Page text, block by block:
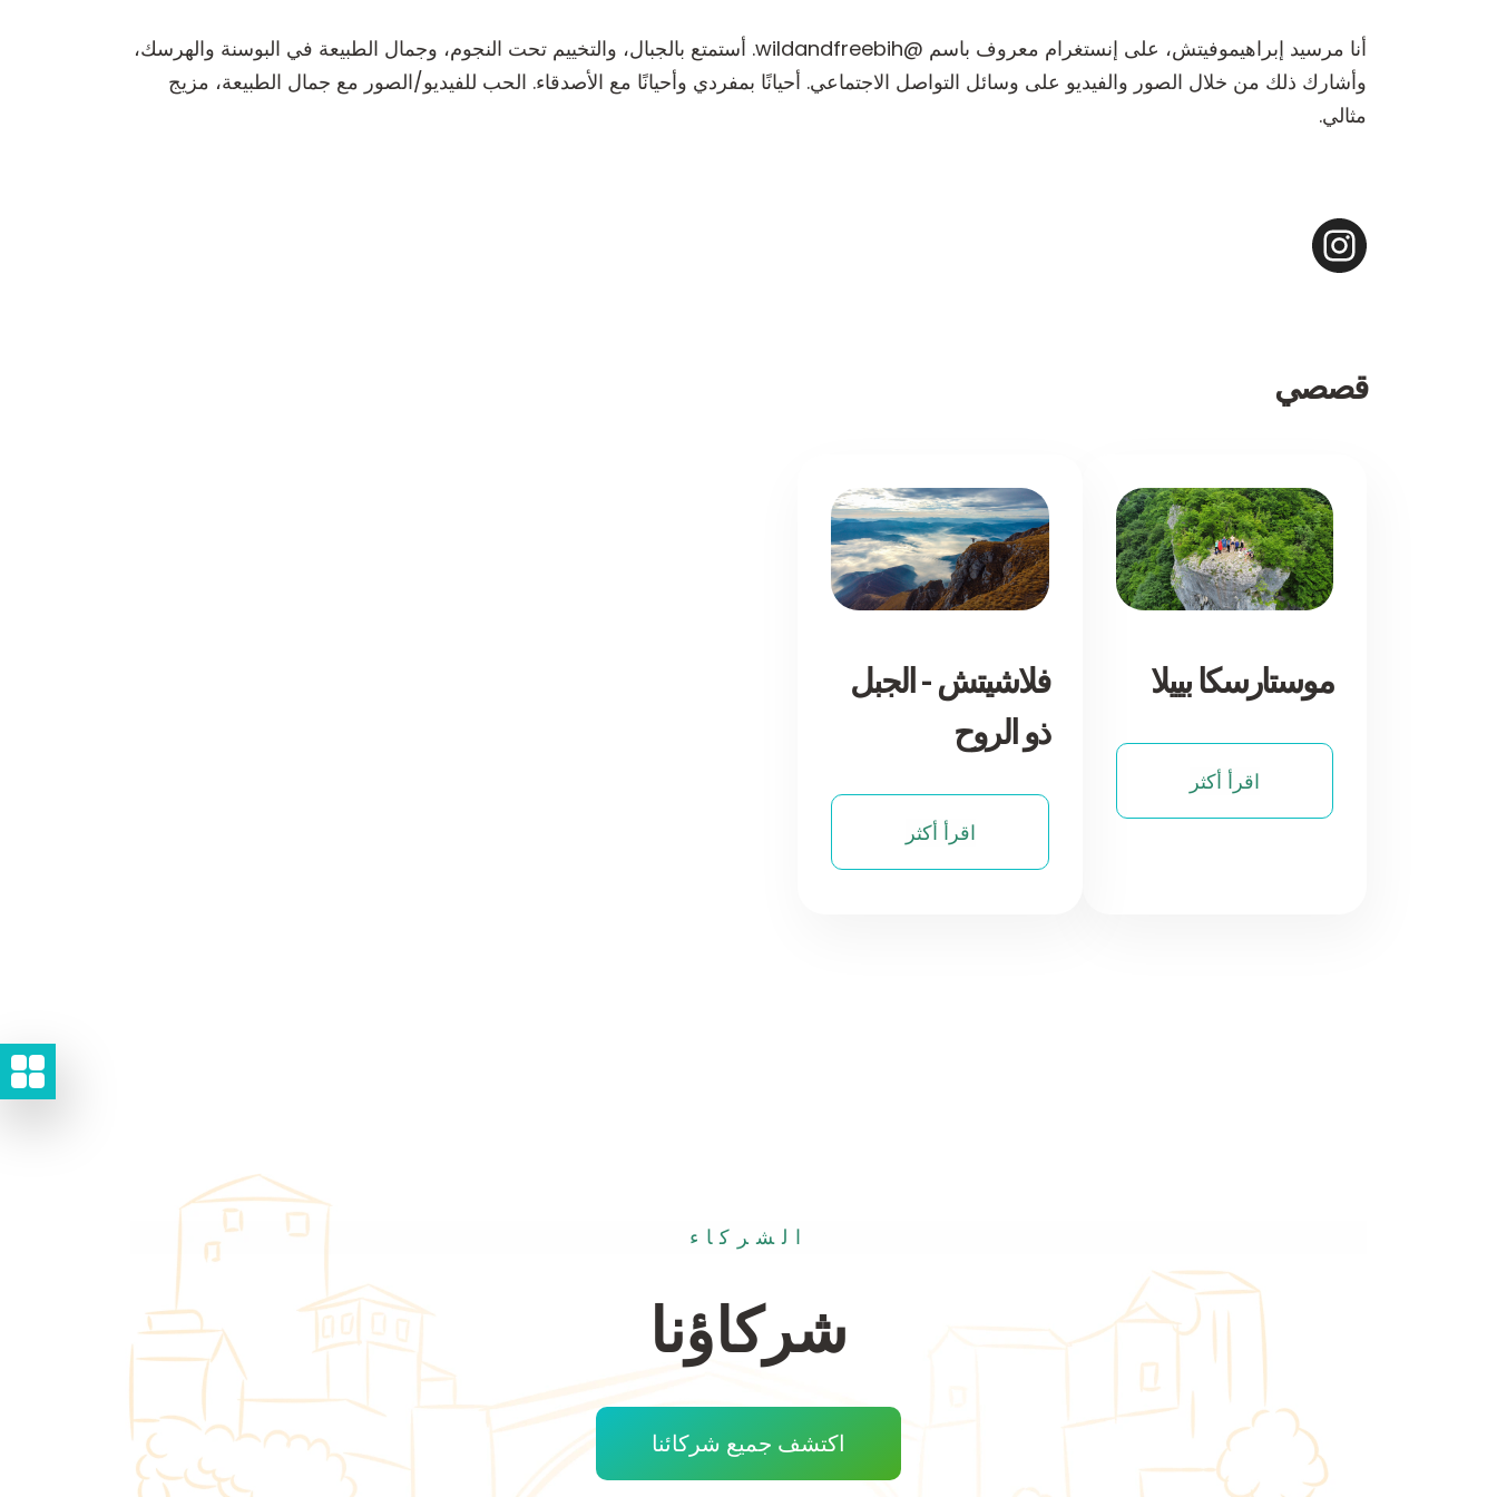
أنا مرسيد إبراهيموفيتش، على إنستغرام معروف باسم @wildandfreebih. أستمتع بالجبال، والتخييم تحت النجوم، وجمال الطبيعة في البوسنة والهرسك،
وأشارك ذلك من خلال الصور والفيديو على وسائل التواصل الاجتماعي. أحيانًا بمفردي وأحيانًا مع الأصدقاء. الحب للفيديو/الصور مع جمال الطبيعة، مزيج
مثالي.
قصصي
موستارسكا بييلا
اقرأ أكثر
فلاشيتش - الجبل
ذو الروح
اقرأ أكثر
الشركاء
شركاؤنا
اكتشف جميع شركائنا